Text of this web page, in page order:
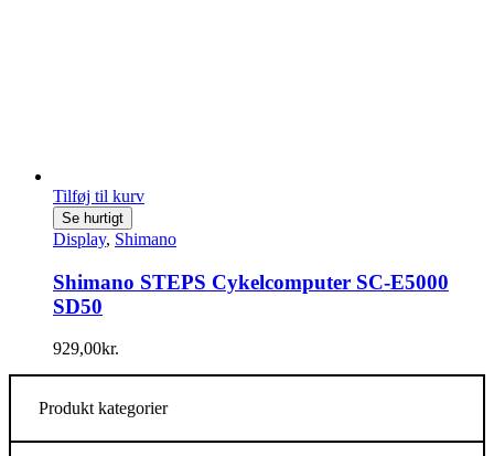
Tilføj til kurv
Se hurtigt
Display, Shimano
Shimano STEPS Cykelcomputer SC-E5000
SD50
929,00kr.
Produkt kategorier